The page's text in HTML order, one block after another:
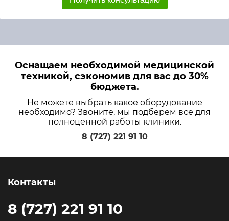
Оснащаем необходимой медицинской
техникой, сэкономив для вас до 30%
бюджета.
Не можете выбрать какое оборудование
необходимо? Звоните, мы подберем все для
полноценной работы клиники.
8 (727) 221 91 10
Контакты
8 (727) 221 91 10